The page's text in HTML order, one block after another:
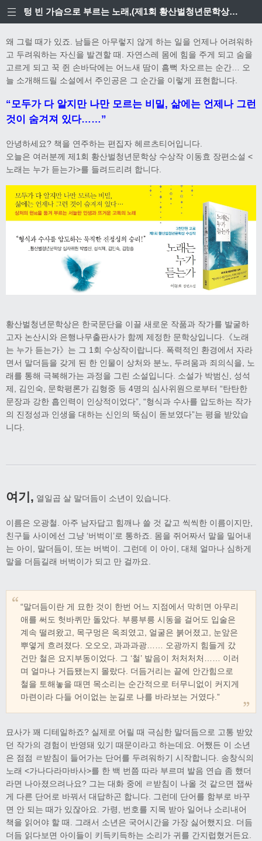
텅 빈 가슴으로 부르는 노래,(제1회 황산벌청년문학상 수상작)
왜 그럴 때가 있죠. 남들은 아무렇지 않게 하는 일을 언제나 어려워하
고 두려워하는 자신을 발견할 때. 자연스레 몸에 힘을 주게 되고 숨을
고르게 되고 꾹 쥔 손바닥에는 어느새 땀이 흠뻑 차오르는 순간… 오
늘 소개해드릴 소설에서 주인공은 그 순간을 이렇게 표현합니다.
“모두가 다 알지만 나만 모르는 비밀, 삶에는 언제나 그런
것이 숨겨져 있다……”
안녕하세요? 책을 연주하는 편집자 헤르츠티어입니다.
오늘은 여러분께 제1회 황산벌청년문학상 수상작 이동효 장편소설 <
노래는 누가 듣는가>를 들려드리려 합니다.
황산벌청년문학상은 한국문단을 이끌 새로운 작품과 작가를 발굴하
고자 논산시와 은행나무출판사가 함께 제정한 문학상입니다.《노래
는 누가 듣는가》는 그 1회 수상작이랍니다. 폭력적인 환경에서 자라
면서 말더듬을 갖게 된 한 인물이 상처와 분노, 두려움과 죄의식을, 노
래를 통해 극복해가는 과정을 그린 소설입니다. 소설가 박범신, 성석
제, 김인숙, 문학평론가 김형중 등 4명의 심사위원으로부터 “탄탄한
문장과 강한 흡인력이 인상적이었다”, “형식과 수사를 압도하는 작가
의 진정성과 인생을 대하는 신인의 뚝심이 돋보였다”는 평을 받았습
니다.
여기, 열일곱 살 말더듬이 소년이 있습니다.
이름은 오광철. 아주 남자답고 힘깨나 쓸 것 같고 씩씩한 이름이지만,
친구들 사이에선 그냥 ‘버벅이’로 통하죠. 몸을 쥐어짜서 말을 밀어내
는 아이, 말더듬이, 또는 버벅이. 그런데 이 아이, 대체 얼마나 심하게
말을 더듬길래 버벅이가 되고 만 걸까요.
“말더듬이란 게 묘한 것이 한번 어느 지점에서 막히면 아무리
애를 써도 헛바퀴만 돌았다. 부릉부릉 시동을 걸어도 입술은
계속 떨려왔고, 목구멍은 옥죄였고, 얼굴은 붉어졌고, 눈앞은
뿌옇게 흐려졌다. 오오오, 과과과광…… 오광까지 힘들게 갔
건만 철은 요지부동이었다. 그 ‘철’ 발음이 처처처처…… 이러
며 얼마나 거듭됐는지 몰랐다. 더듬거리는 끝에 안간힘으로
철을 토해놓을 때면 목소리는 순간적으로 터무니없이 커지게
마련이라 다들 어이없는 눈길로 나를 바라보는 거였다.”
묘사가 꽤 디테일하죠? 실제로 어릴 때 극심한 말더듬으로 고통 받았
던 작가의 경험이 반영돼 있기 때문이라고 하는데요. 어쨌든 이 소년
은 점점 ㄹ받침이 들어가는 단어를 두려워하기 시작합니다. 송창식의
노래 <가나다라마바사>를 한 백 번쯤 따라 부르며 발음 연습 좀 했더
라면 나아졌으려나요? 그는 대화 중에 ㄹ받침이 나올 것 같으면 잽싸
게 다른 단어로 바꿔서 대답하곤 합니다. 그런데 단어를 함부로 바꾸
면 안 되는 때가 있잖아요. 가령, 번호를 지목 받아 일어나 소리내어
책을 읽어야 할 때. 그래서 소년은 국어시간을 가장 싫어했지요. 더듬
더듬 읽다보면 아이들이 키득키득하는 소리가 귀를 간지럽혔거든요.